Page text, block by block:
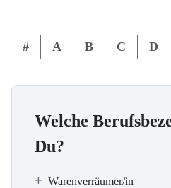
# A B C D
Welche
Du?
Warenverräumer/in